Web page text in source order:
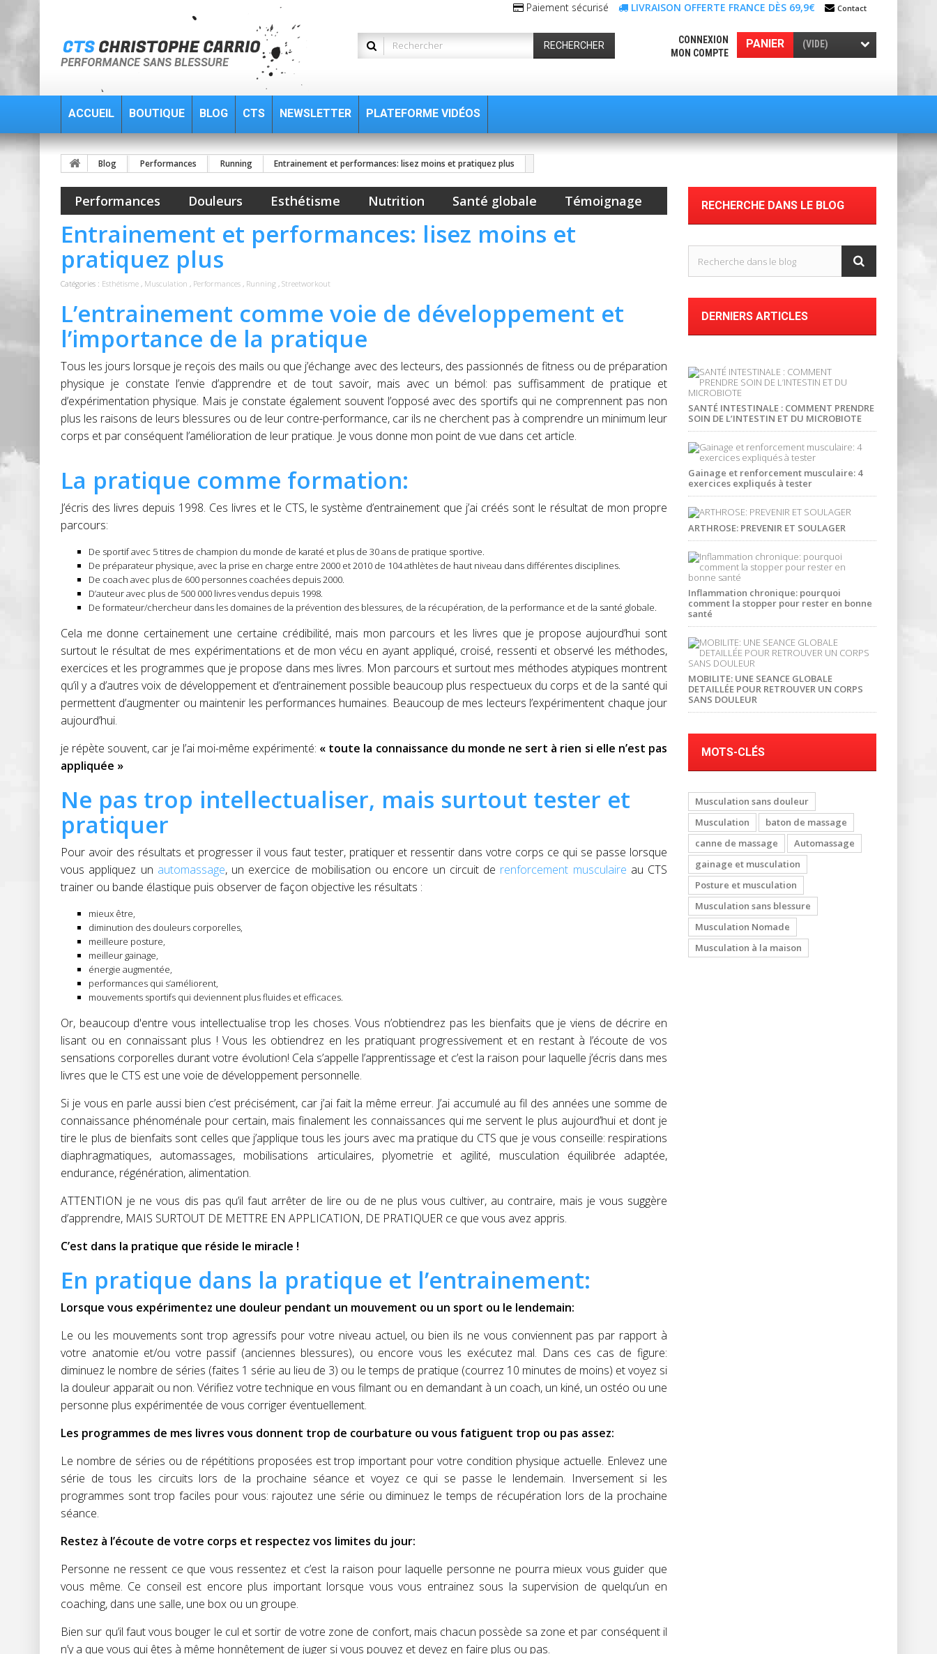
Paiement sécurisé LIVRAISON OFFERTE FRANCE DÈS 69,9€ Contact
PANIER (VIDE)
CONNEXION
MON COMPTE
RECHERCHER
ACCUEIL BOUTIQUE BLOG CTS NEWSLETTER PLATEFORME VIDÉOS
Blog Performances Running Entrainement et performances: lisez moins et pratiquez plus
Performances Douleurs Esthétisme Nutrition Santé globale Témoignage
Entrainement et performances: lisez moins et
pratiquez plus
Catégories : Esthétisme , Musculation , Performances , Running , Streetworkout
L’entrainement comme voie de développement et
l’importance de la pratique
Tous les jours lorsque je reçois des mails ou que j’échange avec des lecteurs, des passionnés de fitness ou de préparation
physique je constate l’envie d’apprendre et de tout savoir, mais avec un bémol: pas suffisamment de pratique et
d’expérimentation physique. Mais je constate également souvent l’opposé avec des sportifs qui ne comprennent pas non
plus les raisons de leurs blessures ou de leur contre-performance, car ils ne cherchent pas à comprendre un minimum leur
corps et par conséquent l’amélioration de leur pratique. Je vous donne mon point de vue dans cet article.
La pratique comme formation:
J’écris des livres depuis 1998. Ces livres et le CTS, le système d’entrainement que j’ai créés sont le résultat de mon propre
parcours:
De sportif avec 5 titres de champion du monde de karaté et plus de 30 ans de pratique sportive.
De préparateur physique, avec la prise en charge entre 2000 et 2010 de 104 athlètes de haut niveau dans différentes disciplines.
De coach avec plus de 600 personnes coachées depuis 2000.
D’auteur avec plus de 500 000 livres vendus depuis 1998.
De formateur/chercheur dans les domaines de la prévention des blessures, de la récupération, de la performance et de la santé globale.
Cela me donne certainement une certaine crédibilité, mais mon parcours et les livres que je propose aujourd’hui sont
surtout le résultat de mes expérimentations et de mon vécu en ayant appliqué, croisé, ressenti et observé les méthodes,
exercices et les programmes que je propose dans mes livres. Mon parcours et surtout mes méthodes atypiques montrent
qu’il y a d’autres voix de développement et d’entrainement possible beaucoup plus respectueux du corps et de la santé qui
permettent d’augmenter ou maintenir les performances humaines. Beaucoup de mes lecteurs l’expérimentent chaque jour
aujourd’hui.
je répète souvent, car je l’ai moi-même expérimenté: « toute la connaissance du monde ne sert à rien si elle n’est pas
appliquée »
Ne pas trop intellectualiser, mais surtout tester et
pratiquer
Pour avoir des résultats et progresser il vous faut tester, pratiquer et ressentir dans votre corps ce qui se passe lorsque
vous appliquez un automassage, un exercice de mobilisation ou encore un circuit de renforcement musculaire au CTS
trainer ou bande élastique puis observer de façon objective les résultats :
mieux être,
diminution des douleurs corporelles,
meilleure posture,
meilleur gainage,
énergie augmentée,
performances qui s’améliorent,
mouvements sportifs qui deviennent plus fluides et efficaces.
Or, beaucoup d'entre vous intellectualise trop les choses. Vous n’obtiendrez pas les bienfaits que je viens de décrire en
lisant ou en connaissant plus ! Vous les obtiendrez en les pratiquant progressivement et en restant à l’écoute de vos
sensations corporelles durant votre évolution! Cela s’appelle l’apprentissage et c’est la raison pour laquelle j’écris dans mes
livres que le CTS est une voie de développement personnelle.
Si je vous en parle aussi bien c’est précisément, car j’ai fait la même erreur. J’ai accumulé au fil des années une somme de
connaissance phénoménale pour certain, mais finalement les connaissances qui me servent le plus aujourd’hui et dont je
tire le plus de bienfaits sont celles que j’applique tous les jours avec ma pratique du CTS que je vous conseille: respirations
diaphragmatiques, automassages, mobilisations articulaires, plyometrie et agilité, musculation équilibrée adaptée,
endurance, régénération, alimentation.
ATTENTION je ne vous dis pas qu’il faut arrêter de lire ou de ne plus vous cultiver, au contraire, mais je vous suggère
d’apprendre, MAIS SURTOUT DE METTRE EN APPLICATION, DE PRATIQUER ce que vous avez appris.
C’est dans la pratique que réside le miracle !
En pratique dans la pratique et l’entrainement:
Lorsque vous expérimentez une douleur pendant un mouvement ou un sport ou le lendemain:
Le ou les mouvements sont trop agressifs pour votre niveau actuel, ou bien ils ne vous conviennent pas par rapport à
votre anatomie et/ou votre passif (anciennes blessures), ou encore vous les exécutez mal. Dans ces cas de figure:
diminuez le nombre de séries (faites 1 série au lieu de 3) ou le temps de pratique (courrez 10 minutes de moins) et voyez si
la douleur apparait ou non. Vérifiez votre technique en vous filmant ou en demandant à un coach, un kiné, un ostéo ou une
personne plus expérimentée de vous corriger éventuellement.
Les programmes de mes livres vous donnent trop de courbature ou vous fatiguent trop ou pas assez:
Le nombre de séries ou de répétitions proposées est trop important pour votre condition physique actuelle. Enlevez une
série de tous les circuits lors de la prochaine séance et voyez ce qui se passe le lendemain. Inversement si les
programmes sont trop faciles pour vous: rajoutez une série ou diminuez le temps de récupération lors de la prochaine
séance.
Restez à l’écoute de votre corps et respectez vos limites du jour:
Personne ne ressent ce que vous ressentez et c’est la raison pour laquelle personne ne pourra mieux vous guider que
vous même. Ce conseil est encore plus important lorsque vous vous entrainez sous la supervision de quelqu’un en
coaching, dans une salle, une box ou un groupe.
Bien sur qu’il faut vous bouger le cul et sortir de votre zone de confort, mais chacun possède sa zone et par conséquent il
n’y a que vous qui êtes à même honnêtement de juger si vous pouvez et devez en faire plus ou pas.
RECHERCHE DANS LE BLOG
DERNIERS ARTICLES
SANTÉ INTESTINALE : COMMENT PRENDRE
SOIN DE L’INTESTIN ET DU MICROBIOTE
Gainage et renforcement musculaire: 4
exercices expliqués à tester
ARTHROSE: PREVENIR ET SOULAGER
Inflammation chronique: pourquoi
comment la stopper pour rester en bonne
santé
MOBILITE: UNE SEANCE GLOBALE
DETAILLÉE POUR RETROUVER UN CORPS
SANS DOULEUR
MOTS-CLÉS
Musculation sans douleur
Musculation
baton de massage
canne de massage
Automassage
gainage et musculation
Posture et musculation
Musculation sans blessure
Musculation Nomade
Musculation à la maison